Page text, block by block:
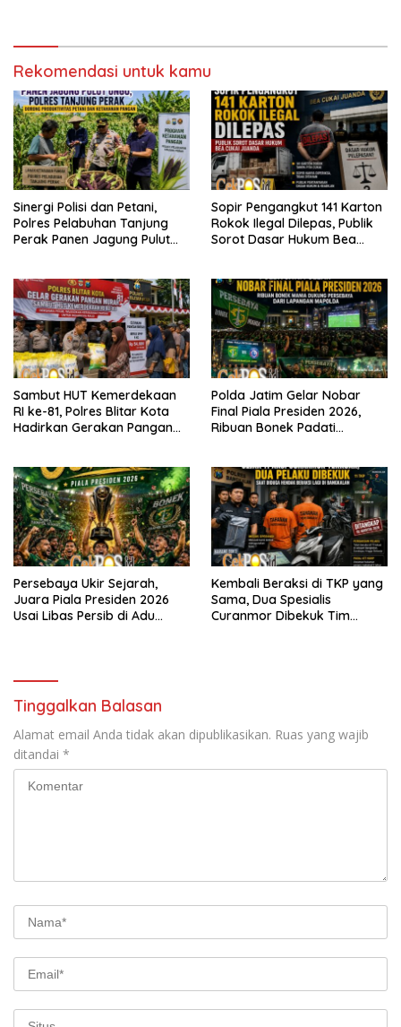
Rekomendasi untuk kamu
Sinergi Polisi dan Petani,
Polres Pelabuhan Tanjung
Perak Panen Jagung Pulut
Sopir Pengangkut 141 Karton
Rokok Ilegal Dilepas, Publik
Sorot Dasar Hukum Bea
Sambut HUT Kemerdekaan
RI ke-81, Polres Blitar Kota
Hadirkan Gerakan Pangan
Polda Jatim Gelar Nobar
Final Piala Presiden 2026,
Ribuan Bonek Padati
Persebaya Ukir Sejarah,
Juara Piala Presiden 2026
Usai Libas Persib di Adu
Kembali Beraksi di TKP yang
Sama, Dua Spesialis
Curanmor Dibekuk Tim
Tinggalkan Balasan
Alamat email Anda tidak akan dipublikasikan. Ruas yang wajib
ditandai *